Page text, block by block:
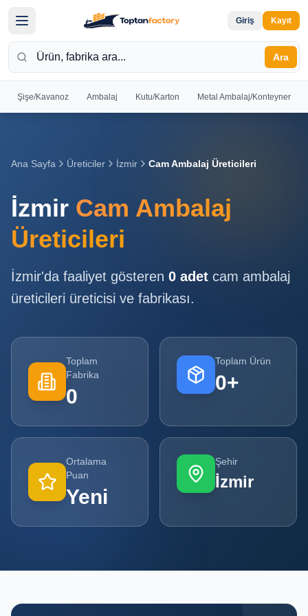
Giriş Kayıt
Ara
Şişe/Kavanoz Ambalaj Kutu/Karton Metal Ambalaj/Konteyner
Giriş yapın
Giriş
Yap
Ol
Sayfa
Tüm
Ürünler
Kampanyalar
POPÜLER
KATEGORILER
Ana Sayfa Üreticiler İzmir Cam Ambalaj Üreticileri
İzmir Cam Ambalaj
Üreticileri
İzmir'da faaliyet gösteren 0 adet cam ambalaj
üreticileri üreticisi ve fabrikası.
Toplam
Fabrika
0
Toplam Ürün
0+
Ortalama
Puan
Yeni
Şehir
İzmir